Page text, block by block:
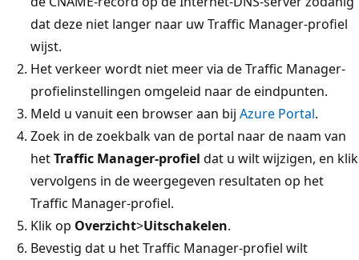
dat deze niet langer naar uw Traffic Manager-profiel
wijst.
Het verkeer wordt niet meer via de Traffic Manager-
profielinstellingen omgeleid naar de eindpunten.
Meld u vanuit een browser aan bij Azure Portal.
Zoek in de zoekbalk van de portal naar de naam van
hetTraffic Manager-profiel dat u wilt wijzigen, en klik
vervolgens in de weergegeven resultaten op het
Traffic Manager-profiel.
Klik op Overzicht>Uitschakelen.
Bevestig dat u het Traffic Manager-profiel wilt